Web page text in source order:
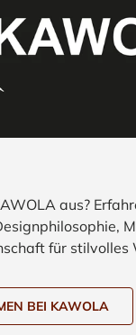
aus?
für stilvolles
BEI KAWOLA